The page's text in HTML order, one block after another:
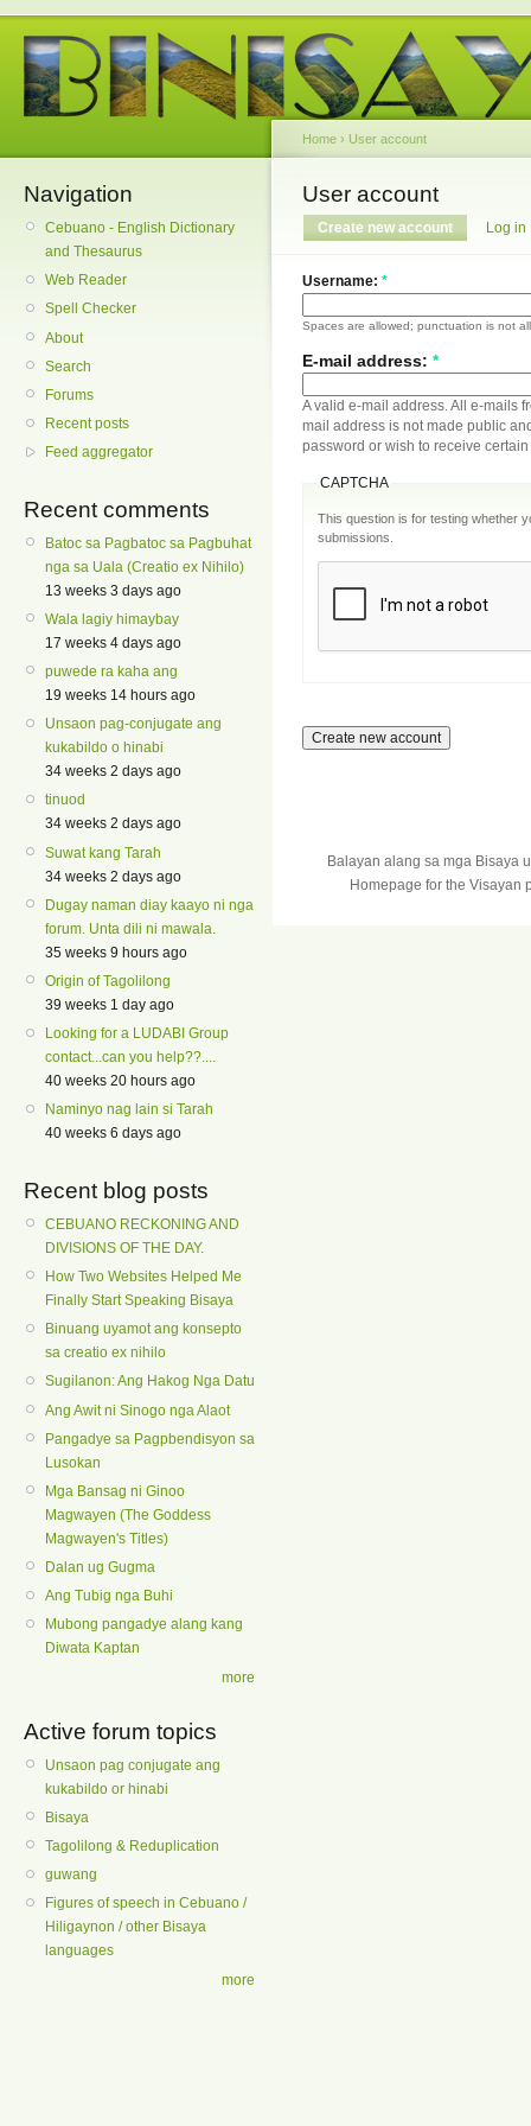
Navigation
Cebuano - English Dictionary
and Thesaurus
Web Reader
Spell Checker
About
Search
Forums
Recent posts
Feed aggregator
Recent comments
Batoc sa Pagbatoc sa Pagbuhat
nga sa Uala (Creatio ex Nihilo)
13 weeks 3 days ago
Wala lagiy himaybay
17 weeks 4 days ago
puwede ra kaha ang
19 weeks 14 hours ago
Unsaon pag-conjugate ang
kukabildo o hinabi
34 weeks 2 days ago
tinuod
34 weeks 2 days ago
Suwat kang Tarah
34 weeks 2 days ago
Dugay naman diay kaayo ni nga
forum. Unta dili ni mawala.
35 weeks 9 hours ago
Origin of Tagolilong
39 weeks 1 day ago
Looking for a LUDABI Group
contact...can you help??....
40 weeks 20 hours ago
Naminyo nag lain si Tarah
40 weeks 6 days ago
Recent blog posts
CEBUANO RECKONING AND
DIVISIONS OF THE DAY.
How Two Websites Helped Me
Finally Start Speaking Bisaya
Binuang uyamot ang konsepto
sa creatio ex nihilo
Sugilanon: Ang Hakog Nga Datu
Ang Awit ni Sinogo nga Alaot
Pangadye sa Pagpbendisyon sa
Lusokan
Mga Bansag ni Ginoo
Magwayen (The Goddess
Magwayen's Titles)
Dalan ug Gugma
Ang Tubig nga Buhi
Mubong pangadye alang kang
Diwata Kaptan
more
Active forum topics
Unsaon pag conjugate ang
kukabildo or hinabi
Bisaya
Tagolilong & Reduplication
guwang
Figures of speech in Cebuano /
Hiligaynon / other Bisaya
languages
more
Home › User account
User account
Create new account Log in
Username: *
Spaces are allowed; punctuation is not
E-mail address: *
A valid e-mail address. All e-mails
mail address is not made public
password or wish to receive
CAPTCHA
This question is for testing whether
submissions.
Balayan alang sa mga Bisaya
Homepage for the Visayan